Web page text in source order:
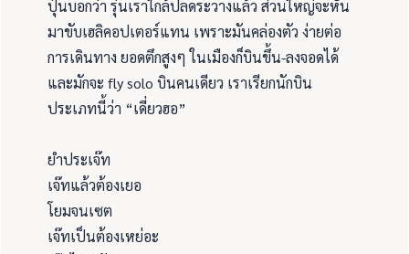
ปุ่นบอกว่า รุ่นเราใกล้ปลดระวางแล้ว ส่วนใหญ่จะหัน
มาขับเฮลิคอปเตอร์แทน เพราะมันคล่องตัว ง่ายต่อ
การเดินทาง ยอดตึกสูงๆ ในเมืองก็บินขึ้น-ลงจอดได้
และมักจะ fly solo บินคนเดียว เราเรียกนักบิน
ประเภทนี้ว่า “เดี่ยวฮอ”
ยำประเจ๊ท
เจ๊ทแล้วต้องเยอ
โยมจนเซต
เจ๊ทเป็นต้องเหย่อะ